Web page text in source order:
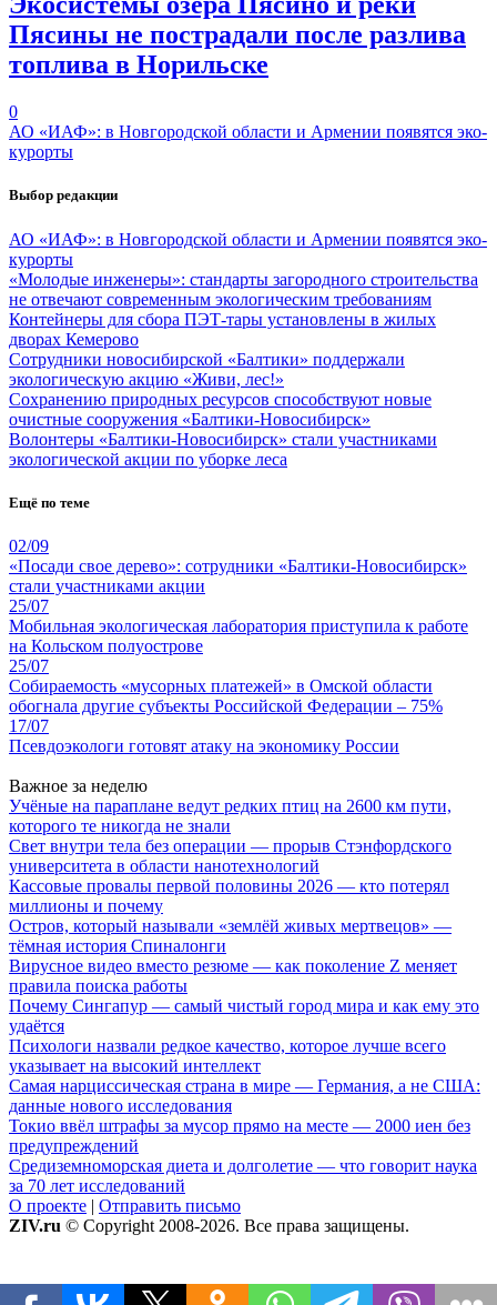
Пясины не пострадали после разлива
топлива в Норильске
0
АО «ИАФ»: в Новгородской области и Армении появятся эко-
курорты
Выбор редакции
АО «ИАФ»: в Новгородской области и Армении появятся эко-
курорты
«Молодые инженеры»: стандарты загородного строительства
не отвечают современным экологическим требованиям
Контейнеры для сбора ПЭТ-тары установлены в жилых
дворах Кемерово
Сотрудники новосибирской «Балтики» поддержали
экологическую акцию «Живи, лес!»
Сохранению природных ресурсов способствуют новые
очистные сооружения «Балтики-Новосибирск»
Волонтеры «Балтики-Новосибирск» стали участниками
экологической акции по уборке леса
Ещё по теме
02/09
«Посади свое дерево»: сотрудники «Балтики-Новосибирск»
стали участниками акции
25/07
Мобильная экологическая лаборатория приступила к работе
на Кольском полуострове
25/07
Собираемость «мусорных платежей» в Омской области
обогнала другие субъекты Российской Федерации – 75%
17/07
Псевдоэкологи готовят атаку на экономику России
Важное за неделю
Учёные на параплане ведут редких птиц на 2600 км пути,
которого те никогда не знали
Свет внутри тела без операции — прорыв Стэнфордского
университета в области нанотехнологий
Кассовые провалы первой половины 2026 — кто потерял
миллионы и почему
Остров, который называли «землёй живых мертвецов» —
тёмная история Спиналонги
Вирусное видео вместо резюме — как поколение Z меняет
правила поиска работы
Почему Сингапур — самый чистый город мира и как ему это
удаётся
Психологи назвали редкое качество, которое лучше всего
указывает на высокий интеллект
Самая нарциссическая страна в мире — Германия, а не США:
данные нового исследования
Токио ввёл штрафы за мусор прямо на месте — 2000 иен без
предупреждений
Средиземноморская диета и долголетие — что говорит наука
за 70 лет исследований
О проекте | Отправить письмо
ZIV.ru © Copyright 2008-2026. Все права защищены.